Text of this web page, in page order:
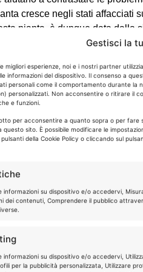
Gestisci la
migliori esperienze, noi e i nostri partner
informazioni del dispositivo. Il consenso a
personali come il comportamento durante la
personalizzati. Non acconsentire o ritirare il
e funzioni.
per acconsentire a quanto sopra o per
questo sito. È possibile modificare le
pulsanti della Cookie Policy o cliccando sul
informazioni su dispositivo e/o accedervi,
dei contenuti, Comprendere il pubblico
informazioni su dispositivo e/o accedervi,
per la pubblicità personalizzata, Utilizzare
cresce negli stati affacciati
pianta, è dunque data dalla
di miniaturizzazione e
tra diidrotestosterone e
per contrastare il dannoso
, contenente composti
nutritivo ai follicoli
periferiche del corpo umano
A ed E, per promuovere la
e prezzemolo.
circolazione a livello del
lo sviluppo e il
in situazioni di atrofia capillare
l’ipotesi di poter
più idonea per